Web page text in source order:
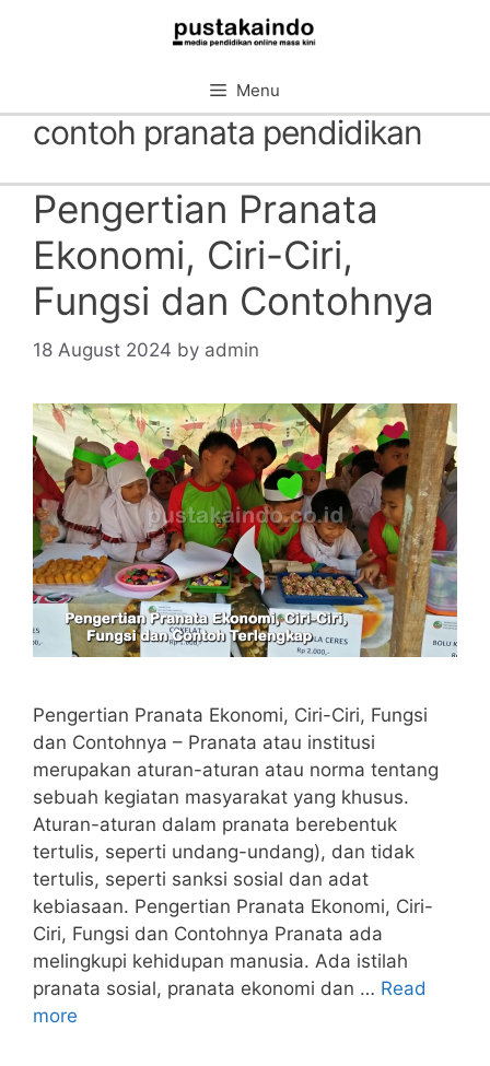
Menu
contoh pranata pendidikan
Pengertian Pranata
Ekonomi, Ciri-Ciri,
Fungsi dan Contohnya
18 August 2024 by admin
Pengertian Pranata Ekonomi, Ciri-Ciri, Fungsi
dan Contohnya – Pranata atau institusi
merupakan aturan-aturan atau norma tentang
sebuah kegiatan masyarakat yang khusus.
Aturan-aturan dalam pranata berebentuk
tertulis, seperti undang-undang), dan tidak
tertulis, seperti sanksi sosial dan adat
kebiasaan. Pengertian Pranata Ekonomi, Ciri-
Ciri, Fungsi dan Contohnya Pranata ada
melingkupi kehidupan manusia. Ada istilah
pranata sosial, pranata ekonomi dan … Read
more